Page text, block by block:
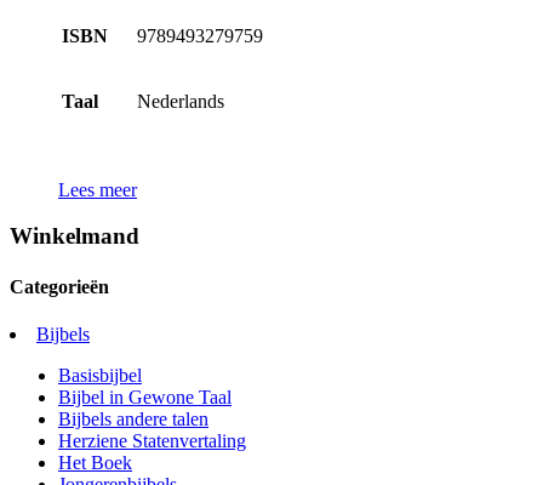
ISBN 9789493279759
Taal Nederlands
Lees meer
Winkelmand
Categorieën
Bijbels
Basisbijbel
Bijbel in Gewone Taal
Bijbels andere talen
Herziene Statenvertaling
Het Boek